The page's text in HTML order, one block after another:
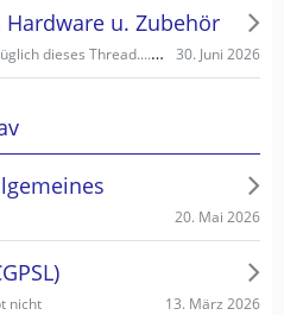
u. Zubehör
Osmand Typefile Änderungen bezüglich dieses Thread....., mögliche Fehlerquelle warum es nicht gehen kann... 30. Juni 2026
20. Mai 2026
nicht 13. März 2026